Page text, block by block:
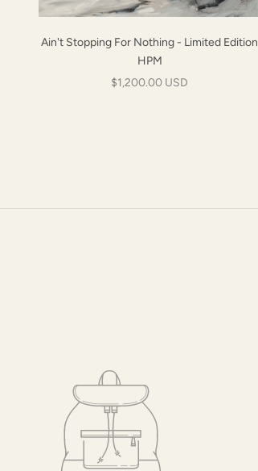
Ain't Stopping For Nothing - Limited Edition
HPM
Prix de vente
$1,200.00 USD